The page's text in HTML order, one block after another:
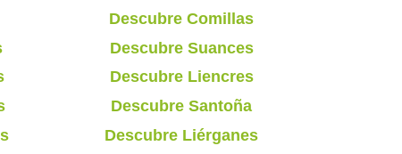
Descubre Comillas
Descubre Suances
Descubre Liencres
Descubre Santoña
Descubre Liérganes